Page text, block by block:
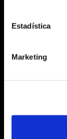
Estadística
Marketing